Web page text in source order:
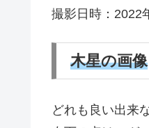
撮影日時：2022
木星の画像
どれも良い出来